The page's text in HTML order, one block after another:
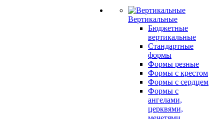
Вертикальные
Бюджетные
вертикальные
Стандартные
формы
Формы резные
Формы с крестом
Формы с сердцем
Формы с
ангелами,
церквями,